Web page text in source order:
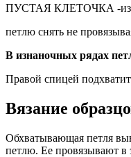
ПУСТАЯ КЛЕТОЧКА -
петлю снять не
В изнаночных рядах
Правой спицей
Вязание
Обхватывающая петля
петлю. Ее провязывают в